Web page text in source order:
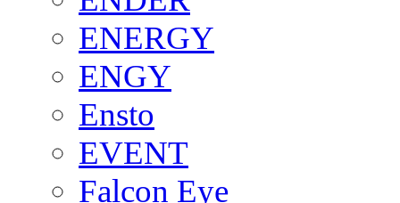
ENERGY
ENGY
Ensto
EVENT
Falcon Eye